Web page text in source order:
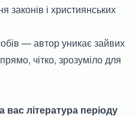
законів і християнських
— автор уникає зайвих
чітко, зрозуміло для
література періоду